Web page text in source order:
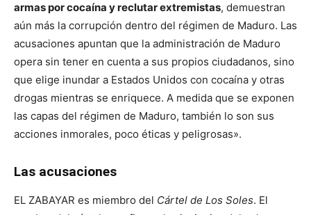
armas por cocaína y reclutar extremistas, demuestran
aún más la corrupción dentro del régimen de Maduro. Las
acusaciones apuntan que la administración de Maduro
opera sin tener en cuenta a sus propios ciudadanos, sino
que elige inundar a Estados Unidos con cocaína y otras
drogas mientras se enriquece. A medida que se exponen
las capas del régimen de Maduro, también lo son sus
acciones inmorales, poco éticas y peligrosas».
Las acusaciones
EL ZABAYAR es miembro del Cártel de Los Soles. El